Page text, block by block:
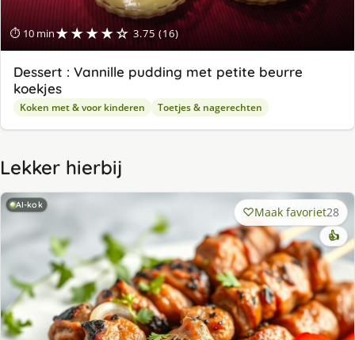
⏱ 10 min★★★★☆ 3.75 (16)
Dessert : Vannille pudding met petite beurre
koekjes
Koken met & voor kinderen Toetjes & nagerechten
Lekker hierbij
AI-kok Maak favoriet28
👍